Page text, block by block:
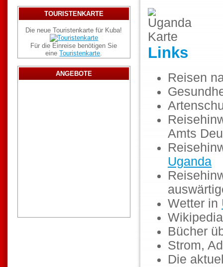
TOURISTENKARTE
Die neue Touristenkarte für Kuba!
Für die Einreise benötigen Sie
eineTouristenkarte.
ANGEBOTE
Links
Reisen
Amts
Uganda
Wetter in
Bücher
Strom,
Die